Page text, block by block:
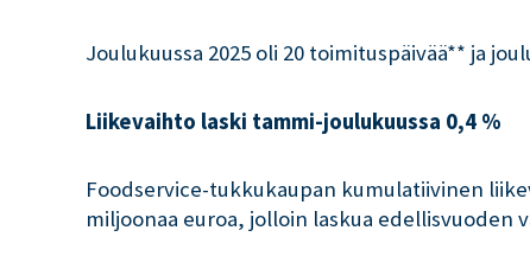
Joulukuussa 2025 oli 20 toimituspäivää** ja
Liikevaihto laski tammi-joulukuussa 0,4 %
Foodservice-tukkukaupan kumulatiivinen
miljoonaa euroa, jolloin laskua edellisvuoden